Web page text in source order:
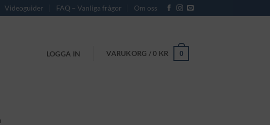
Videoguider FAQ – Vanliga frågor Om oss
LOGGA IN VARUKORG /0 KR 0